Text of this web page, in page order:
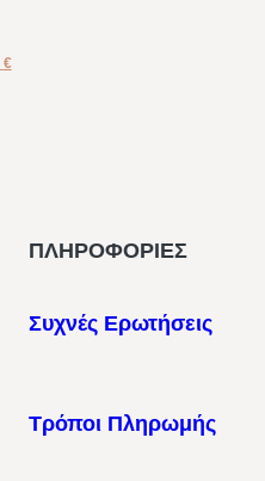
€
ΠΛΗΡΟΦΟΡΙΕΣ
Συχνές Ερωτήσεις
Τρόποι Πληρωμής